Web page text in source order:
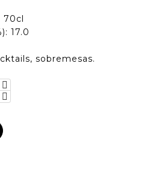
70cl
17.0
sobremesas.